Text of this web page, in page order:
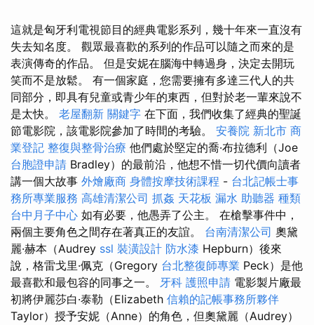
這就是匈牙利電視節目的經典電影系列，幾十年來一直沒有
失去知名度。 觀眾最喜歡的系列的作品可以隨之而來的是
表演傳奇的作品。 但是安妮在腦海中轉過身，決定去開玩
笑而不是放鬆。 有一個家庭，您需要擁有多達三代人的共
同部分，即具有兒童或青少年的東西，但對於老一輩來說不
是太快。 老屋翻新 關鍵字 在下面，我們收集了經典的聖誕
節電影院，該電影院參加了時間的考驗。 安養院 新北市 商
業登記 整復與整骨治療 他們處於堅定的喬·布拉德利（Joe
台胞證申請 Bradley）的最前沿，他想不惜一切代價向讀者
講一個大故事 外燴廠商 身體按摩技術課程 - 台北記帳士事
務所專業服務 高雄清潔公司 抓姦 天花板 漏水 助聽器 種類
台中月子中心 如有必要，他愚弄了公主。 在槍擊事件中，
兩個主要角色之間存在著真正的友誼。 台南清潔公司 奧黛
麗·赫本（Audrey ssl 裝潢設計 防水漆 Hepburn）後來
說，格雷戈里·佩克（Gregory 台北整復師專業 Peck）是他
最喜歡和最包容的同事之一。 牙科 護照申請 電影製片廠最
初將伊麗莎白·泰勒（Elizabeth 信賴的記帳事務所夥伴
Taylor）授予安妮（Anne）的角色，但奧黛麗（Audrey）